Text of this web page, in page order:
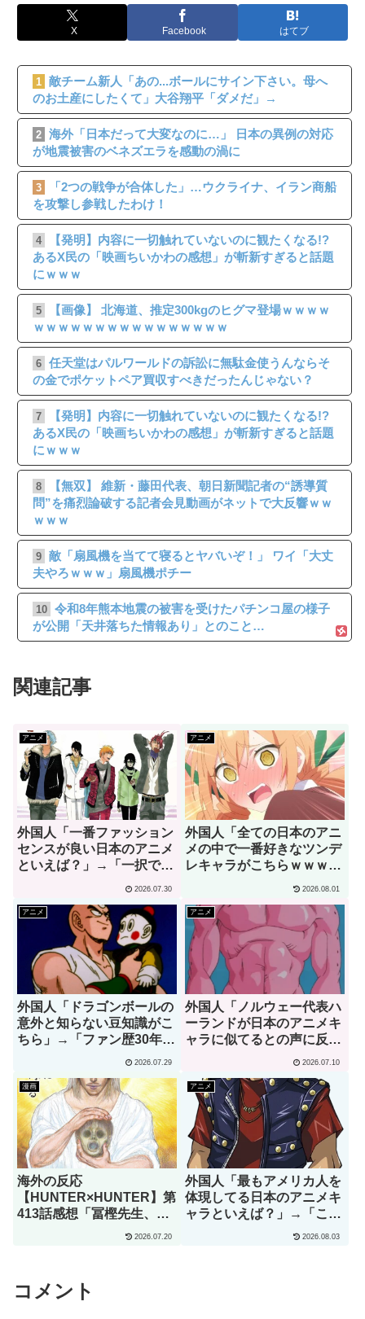
X Facebook はてブ
1 敵チーム新人「あの...ボールにサイン下さい。母へ
のお土産にしたくて」大谷翔平「ダメだ」→
2 海外「日本だって大変なのに…」 日本の異例の対応
が地震被害のベネズエラを感動の渦に
3
「2つの戦争が合体した」…ウクライナ、イラン商船
を攻撃し参戦したわけ！
4
【発明】内容に一切触れていないのに観たくなる!?
あるX民の「映画ちいかわの感想」が斬新すぎると話題
にｗｗｗ
5
【画像】 北海道、推定300kgのヒグマ登場ｗｗｗｗ
ｗｗｗｗｗｗｗｗｗｗｗｗｗｗｗｗ
6 任天堂はパルワールドの訴訟に無駄金使うんならそ
の金でポケットペア買収すべきだったんじゃない？
7
【発明】内容に一切触れていないのに観たくなる!?
あるX民の「映画ちいかわの感想」が斬新すぎると話題
にｗｗｗ
8
【無双】 維新・藤田代表、朝日新聞記者の“誘導質
問”を痛烈論破する記者会見動画がネットで大反響ｗｗ
ｗｗｗ
9 敵「扇風機を当てて寝るとヤバいぞ！」 ワイ「大丈
夫やろｗｗｗ」扇風機ポチー
10 令和8年熊本地震の被害を受けたパチンコ屋の様子
が公開「天井落ちた情報あり」とのこと…
関連記事
アニメ
外国人「一番ファッション
センスが良い日本のアニメ
といえば？」→「一択でし
2026.07.30
アニメ
外国人「全ての日本のアニ
メの中で一番好きなツンデ
レキャラがこちらｗｗｗ」
2026.08.01
アニメ
外国人「ドラゴンボールの
意外と知らない豆知識がこ
ちら」→「ファン歴30年で
2026.07.29
アニメ
外国人「ノルウェー代表ハ
ーランドが日本のアニメキ
ャラに似てるとの声に反応
2026.07.10
漫画
海外の反応
【HUNTER×HUNTER】第
413話感想「冨樫先生、あ
なたこそが本物の天才で2026.07.20
アニメ
外国人「最もアメリカ人を
体現してる日本のアニメキ
ャラといえば？」→「これ
以上アメリカらしいキャラ
2026.08.03
コメント